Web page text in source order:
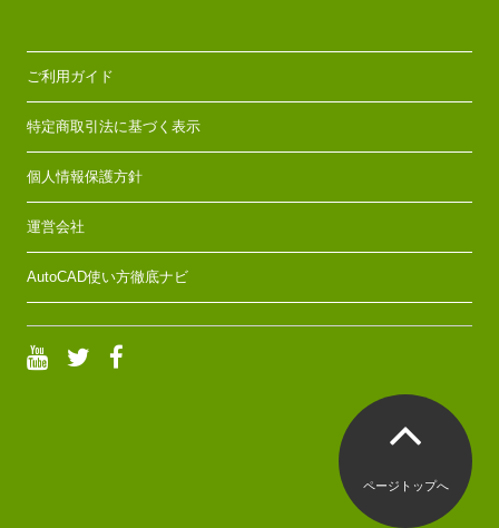
ご利用ガイド
特定商取引法に基づく表示
個人情報保護方針
運営会社
AutoCAD使い方徹底ナビ
ページトップへ